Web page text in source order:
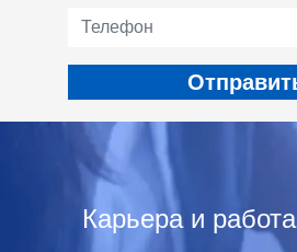
Карьера и работа